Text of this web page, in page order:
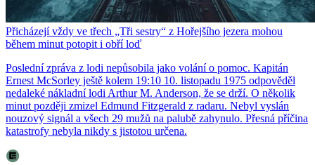
Přicházejí vždy ve třech „Tři sestry“ z Hořejšího jezera mohou
během minut potopit i obří loď
Poslední zpráva z lodi nepůsobila jako volání o pomoc. Kapitán
Ernest McSorley ještě kolem 19:10 10. listopadu 1975 odpověděl
nedaleké nákladní lodi Arthur M. Anderson, že se drží. O několik
minut později zmizel Edmund Fitzgerald z radaru. Nebyl vyslán
nouzový signál a všech 29 mužů na palubě zahynulo. Přesná příčina
katastrofy nebyla nikdy s jistotou určena.